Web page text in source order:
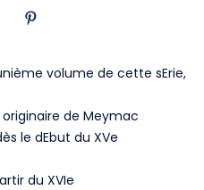
volume de cette sErie,
originaire de Meymac
le dEbut du XVe
du XVIe